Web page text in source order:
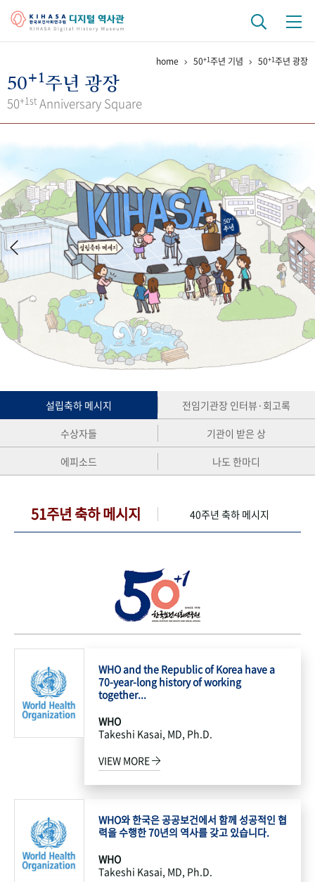
걸어온 길 기관 변천사
키워드로 보는 연구 역사
연구자들
간행물 변천사
기록물 아카이브
사진 아카이브 문서 기록물 행정박물 영상 기록물
50+1 주년 기념
성과 50선 숫자로 보는 50년 50
주년 광장
세계와 함께 한 KIHASA
VR 역사관
home 50+1주년 기념 50+1주년 광장
50+1주년 광장
50+1st Anniversary Square
설립축하 메시지
전임기관장 인터뷰·회고록
수상자들
기관이 받은 상
에피소드
나도 한마디
51주년 축하 메시지 40주년 축하 메시지
WHO and the Republic of Korea have a
70-year-long history of working
together...
WHO
Takeshi Kasai, MD, Ph.D.
VIEW MORE
WHO와 한국은 공공보건에서 함께 성공적인 협
력을 수행한 70년의 역사를 갖고 있습니다.
WHO
Takeshi Kasai, MD, Ph.D.